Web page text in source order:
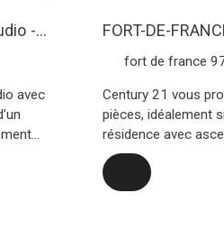
-
avec
séjour
vos
FORT-DE-
avec
fort de france
Century 21 vous
pièces, idéalement
résidence avec
et un aperçu mer.
L'ensemble des
114 m², se